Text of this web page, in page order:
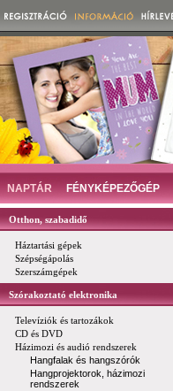
NAPTÁR FÉNYKÉPEZŐGÉP
Otthon, szabadidő
Háztartási gépek
Szépségápolás
Szerszámgépek
Szórakoztató elektronika
Televíziók és tartozákok
CD és DVD
Házimozi és audió rendszerek
Hangfalak és hangszórók
Hangprojektorok, házimozi
rendszerek